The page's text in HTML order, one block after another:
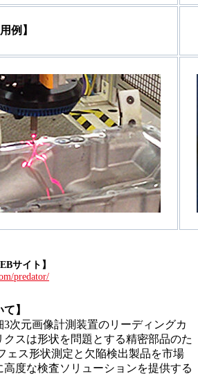
例】
サイト】
predator/
】
次元画像計測装置のリーディングカ
クスは形状を問題とする精密部品のた
ェス形状測定と欠陥検出製品を市場
度な検査ソリューションを提供する